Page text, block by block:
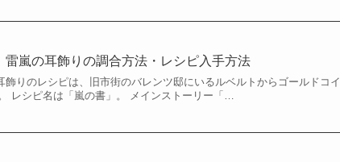
雷嵐の耳飾りの調合方法・レシピ入手方法
飾りのレシピは、旧市街のバレンツ邸にいるルベルトからゴールドコイ
レシピ名は「嵐の書」。 メインストーリー「…